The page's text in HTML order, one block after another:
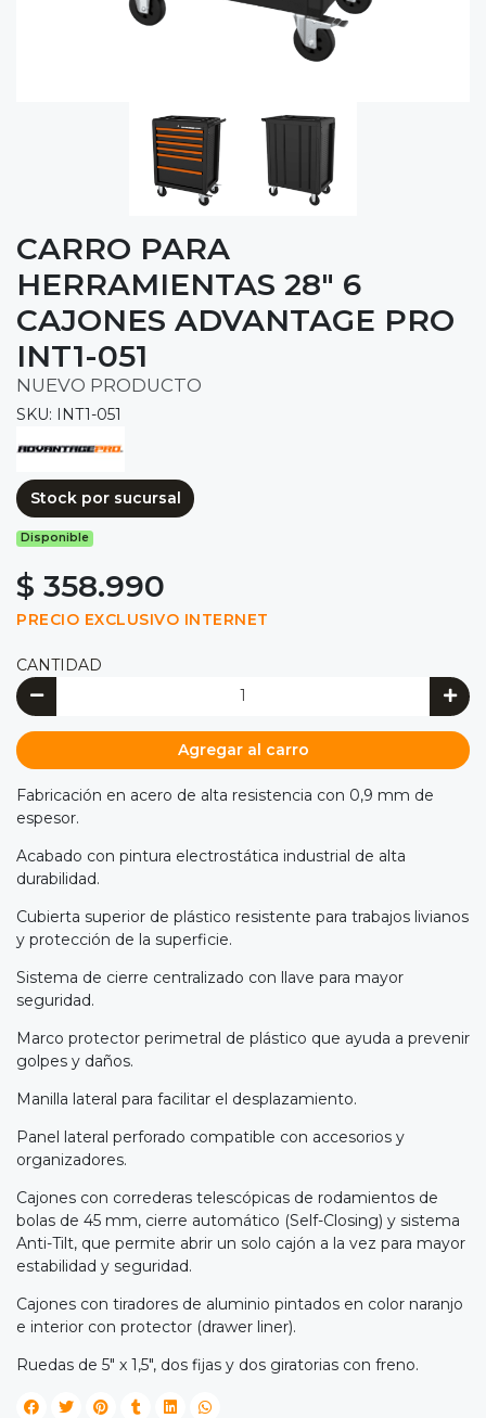
CARRO PARA
HERRAMIENTAS 28" 6
CAJONES ADVANTAGE PRO
INT1-051
NUEVO PRODUCTO
SKU: INT1-051
Stock por sucursal
Disponible
$ 358.990
PRECIO EXCLUSIVO INTERNET
CANTIDAD
Agregar al carro
Fabricación en acero de alta resistencia con 0,9 mm de
espesor.
Acabado con pintura electrostática industrial de alta
durabilidad.
Cubierta superior de plástico resistente para trabajos livianos
y protección de la superficie.
Sistema de cierre centralizado con llave para mayor
seguridad.
Marco protector perimetral de plástico que ayuda a prevenir
golpes y daños.
Manilla lateral para facilitar el desplazamiento.
Panel lateral perforado compatible con accesorios y
organizadores.
Cajones con correderas telescópicas de rodamientos de
bolas de 45 mm, cierre automático (Self-Closing) y sistema
Anti-Tilt, que permite abrir un solo cajón a la vez para mayor
estabilidad y seguridad.
Cajones con tiradores de aluminio pintados en color naranjo
e interior con protector (drawer liner).
Ruedas de 5" x 1,5", dos fijas y dos giratorias con freno.